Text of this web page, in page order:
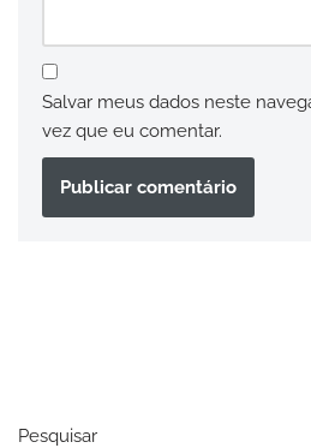
Salvar meus dados neste
vez que eu comentar.
Pesquisar